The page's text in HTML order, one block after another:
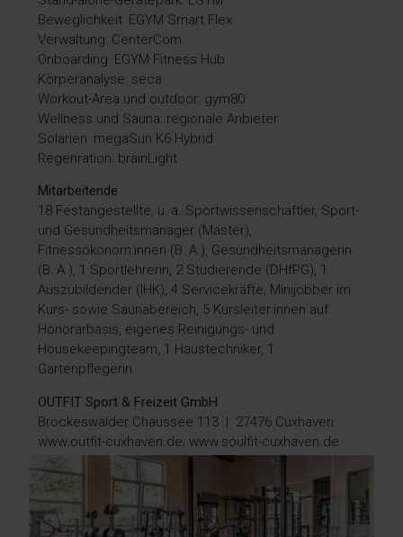
Beweglichkeit: EGYM Smart Flex
Verwaltung: CenterCom
Onboarding: EGYM Fitness Hub
Körperanalyse: seca
Workout-Area und outdoor: gym80
Wellness und Sauna: regionale Anbieter
Solarien: megaSun K6 Hybrid
Regenration: brainLight
Mitarbeitende
18 Festangestellte, u. a. Sportwissenschaftler, Sport-
und Gesundheitsmanager (Master),
Fitnessökonom:innen (B. A.), Gesundheitsmanagerin
(B. A.), 1 Sportlehrerin, 2 Studierende (DHfPG), 1
Auszubildender (IHK), 4 Servicekräfte, Minijobber im
Kurs- sowie Saunabereich, 5 Kursleiter:innen auf
Honorarbasis, eigenes Reinigungs- und
Housekeepingteam, 1 Haustechniker, 1
Gartenpflegerin
OUTFIT Sport & Freizeit GmbH
Brockeswalder Chaussee 113 | 27476 Cuxhaven
www.outfit-cuxhaven.de; www.soulfit-cuxhaven.de